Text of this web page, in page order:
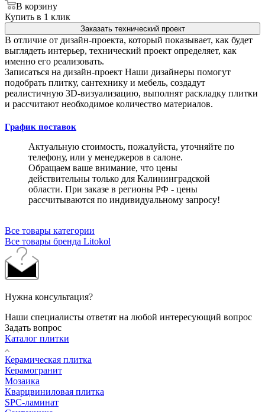
В корзину
Купить в 1 клик
Заказать технический проект
В отличие от дизайн-проекта, который показывает, как будет
выглядеть интерьер, технический проект определяет, как
именно его реализовать.
Записаться на дизайн-проект Наши дизайнеры помогут
подобрать плитку, сантехнику и мебель, создадут
реалистичную 3D-визуализацию, выполнят раскладку плитки
и рассчитают необходимое количество материалов.
График поставок
Актуальную стоимость, пожалуйста, уточняйте по
телефону, или у менеджеров в салоне.
Обращаем ваше внимание, что цены
действительны только для Калининградской
области. При заказе в регионы РФ - цены
рассчитываются по индивидуальному запросу!
Все товары категории
Все товары бренда Litokol
Нужна консультация?
Наши специалисты ответят на любой интересующий вопрос
Задать вопрос
Каталог плитки
Керамическая плитка
Керамогранит
Мозаика
Кварцвиниловая плитка
SPC-ламинат